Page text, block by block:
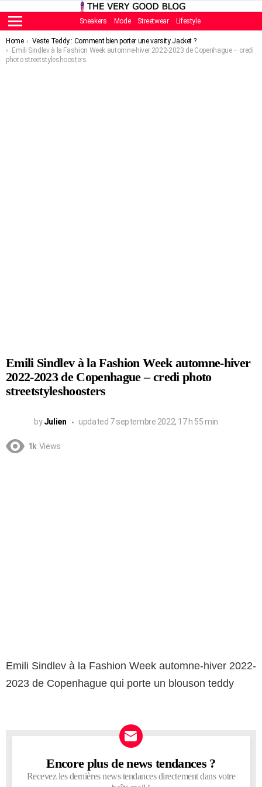
Menu
Sneakers Mode Streetwear Lifestyle
You are here:
Home
Veste Teddy : Comment bien porter une varsity Jacket ?
Emili Sindlev à la Fashion Week automne-hiver 2022-2023 de Copenhague – credi
photo streetstyleshoosters
Emili Sindlev à la Fashion Week automne-hiver
2022-2023 de Copenhague – credi photo
streetstyleshoosters
by Julien updated 7 septembre 2022, 17 h 55 min
1k Views
Emili Sindlev à la Fashion Week automne-hiver 2022-
2023 de Copenhague qui porte un blouson teddy
NEWSLETTER
Encore plus de news tendances ?
Recevez les dernières news tendances directement dans votre